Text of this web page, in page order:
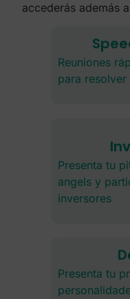
accederás además
Reuniones
para resolver
Presenta tu
angels y
inversores
Presenta tu